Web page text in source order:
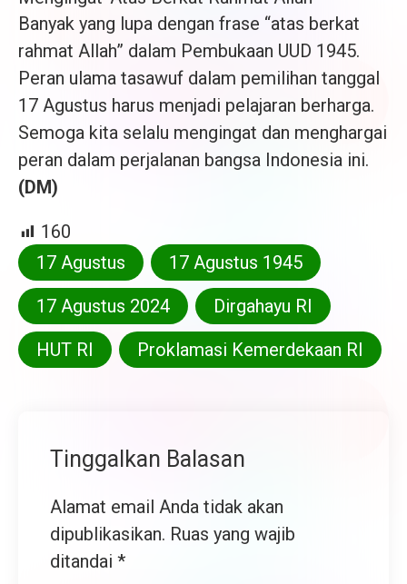
Banyak yang lupa dengan frase “atas berkat
rahmat Allah” dalam Pembukaan UUD 1945.
Peran ulama tasawuf dalam pemilihan tanggal
17 Agustus harus menjadi pelajaran berharga.
Semoga kita selalu mengingat dan menghargai
peran dalam perjalanan bangsa Indonesia ini.
(DM)
160
17 Agustus
17 Agustus 1945
17 Agustus 2024
Dirgahayu RI
HUT RI
Proklamasi Kemerdekaan RI
Tinggalkan Balasan
Alamat email Anda tidak akan
dipublikasikan. Ruas yang wajib
ditandai *